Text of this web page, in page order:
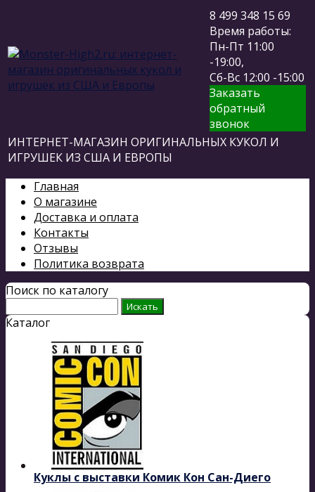
8 499 348 15 69
Время работы:
Пн-Пт 11:00
-19:00,
Сб-Вс 12:00 -15:00
Заказать
обратный
звонок
ИНТЕРНЕТ-МАГАЗИН ОРИГИНАЛЬНЫХ КУКОЛ И
ИГРУШЕК ИЗ США И ЕВРОПЫ
Главная
О магазине
Доставка и оплата
Контакты
Отзывы
Политика возврата
Поиск по каталогу
Каталог
Куклы с выставки Комик Кон Сан-Диего